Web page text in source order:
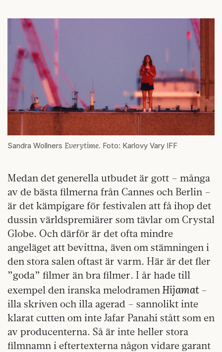
Sandra Wollners Everytime. Foto: Karlovy Vary IFF
Medan det generella utbudet är gott – många
av de bästa filmerna från Cannes och Berlin –
är det kämpigare för festivalen att få ihop det
dussin världspremiärer som tävlar om Crystal
Globe. Och därför är det ofta mindre
angeläget att bevittna, även om stämningen i
den stora salen oftast är varm. Här är det fler
”goda” filmer än bra filmer. I år hade till
exempel den iranska melodramen Hijamat –
illa skriven och illa agerad – sannolikt inte
klarat cutten om inte Jafar Panahi stått som en
av producenterna. Så är inte heller stora
filmnamn i eftertexterna någon vidare garant